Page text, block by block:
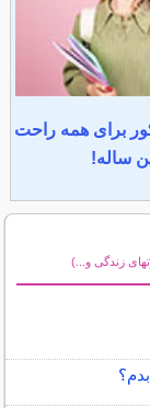
برای همه راحت
ساله!
زندگی و...)